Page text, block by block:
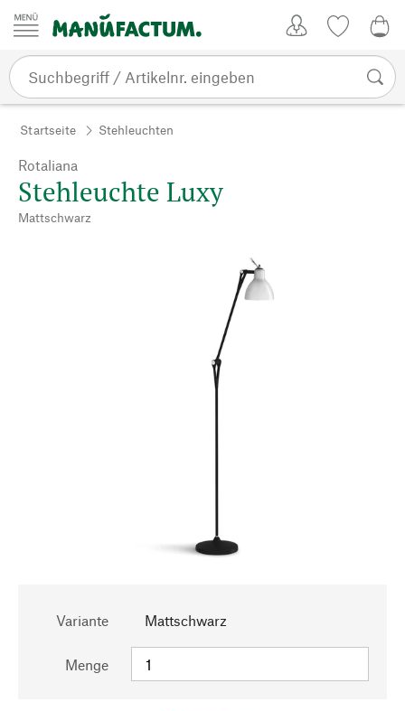
Zum Inhalt springen
Startseite Stehleuchten
Rotaliana
Stehleuchte Luxy
Mattschwarz
Variante Mattschwarz
Menge